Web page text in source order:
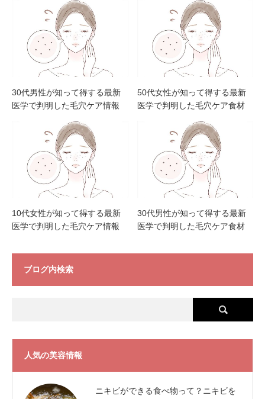
30代男性が知って得する最新
医学で判明した毛穴ケア情報
50代女性が知って得する最新
医学で判明した毛穴ケア食材
10代女性が知って得する最新
医学で判明した毛穴ケア情報
30代男性が知って得する最新
医学で判明した毛穴ケア食材
ブログ内検索
人気の美容情報
ニキビができる食べ物って？ニキビを